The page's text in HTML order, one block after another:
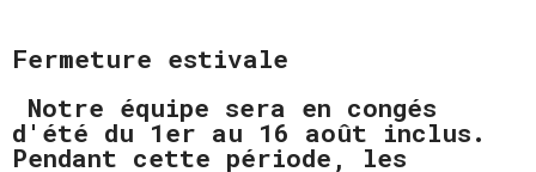
Fermeture estivale
Notre équipe sera en congés
d'été du 1er au 16 août inclus.
Pendant cette période, les